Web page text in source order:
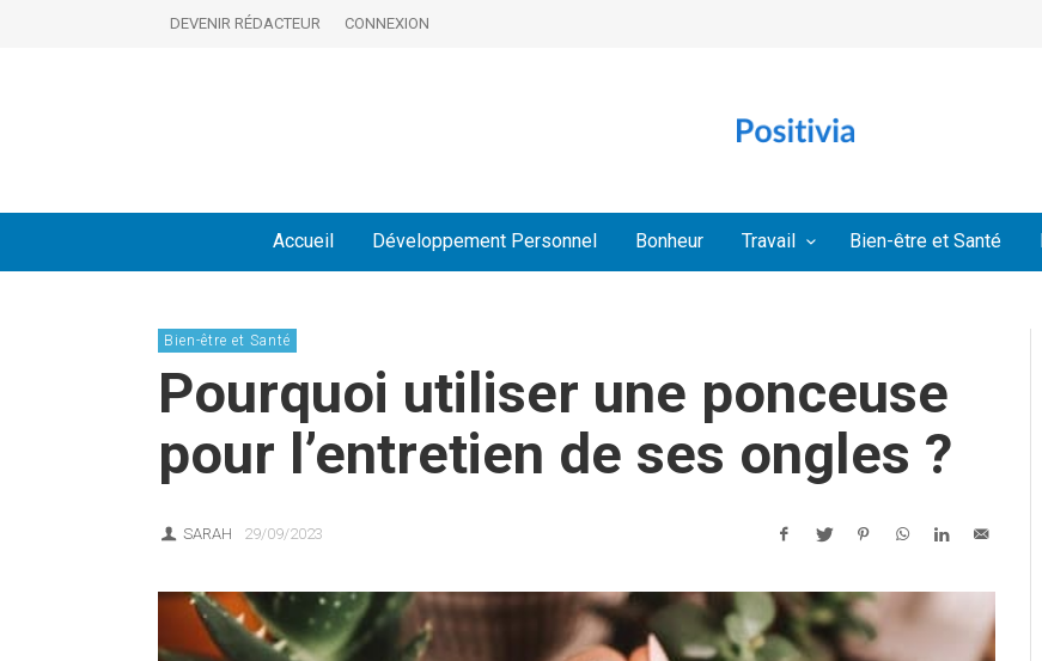
DEVENIR RÉDACTEUR CONNEXION
Accueil Développement Personnel Bonheur Travail Bien-être et Santé
Bien-être et Santé
Pourquoi utiliser une ponceuse
pour l’entretien de ses ongles ?
SARAH 29/09/2023